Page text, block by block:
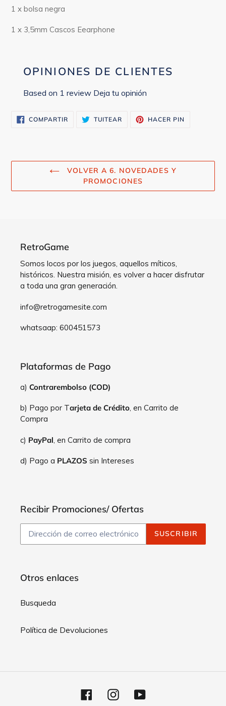
1 x bolsa negra
1 x 3,5mm Cascos Eearphone
OPINIONES DE CLIENTES
Based on 1 review Deja tu opinión
COMPARTIRCOMPARTIR
EN
TUITEAR TUITEARHACER PIN
VOLVER A 6. NOVEDADES Y
PROMOCIONES
RetroGame
Somos locos por los juegos, aquellos míticos,
históricos. Nuestra misión, es volver a hacer disfrutar
a toda una gran generación.
info@retrogamesite.com
whatsaap: 600451573
Plataformas de Pago
a) Contrarembolso (COD)
b) Pago por Tarjeta de Crédito, en Carrito de
Compra
c) PayPal , en Carrito de compra
d) Pago a PLAZOS sin Intereses
Recibir Promociones/ Ofertas
SUSCRIBIR
Otros enlaces
Busqueda
Política de Devoluciones
FacebookInstagramYouTube